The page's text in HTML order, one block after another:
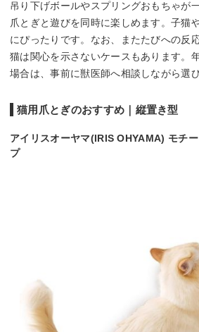
吊り下げボールやスプリングおもちゃが
爪とぎと遊びを同時に楽しめます。子猫
にぴったりです。なお、またたびへの反
猫は関心を示さないケースもあります。
場合は、事前に獣医師へ相談しながら選
猫用爪とぎのおすすめ｜縦置き型
アイリスオーヤマ(IRIS OHYAMA) モチ
プ